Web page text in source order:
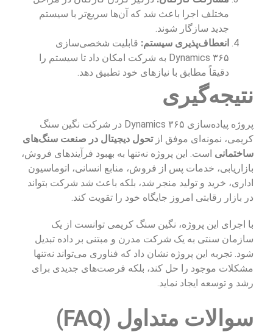
مختلف اجرا باعث شد که آن‌ها سریع‌تر با سیستم
جدید سازگار شوند.
انعطاف‌پذیری سیستم: قابلیت شخصی‌سازی
Dynamics ۳۶۵ به شرکت امکان داد تا سیستم را
دقیقاً مطابق با نیازهای خود تطبیق دهد.
نتیجه‌گیری
پروژه پیاده‌سازی Dynamics ۳۶۵ در شرکت نگین سنگ
کریمی، نمونه‌ای موفق ازتحول دیجیتال در صنعت سنگ‌های
ساختمانی است. این پروژه نه‌تنها به بهبود فرآیندهای فروش،
بازاریابی، خدمات پس از فروش، منابع انسانی، اتوماسیون
اداری، خرید و تولید منجر شد، بلکه باعث شد شرکت بتواند
در بازار رقابتی امروز جایگاه خود را تقویت کند.
با اجرای این پروژه، نگین سنگ کریمی توانست از یک
سازمان سنتی به یک شرکت مدرن و مبتنی بر داده تبدیل
شود. تجربه این پروژه نشان داد که فناوری می‌تواند نه‌تنها
مشکلات موجود را حل کند، بلکه فرصت‌های جدیدی برای
رشد و توسعه ایجاد نماید.
سوالات متداول (FAQ)